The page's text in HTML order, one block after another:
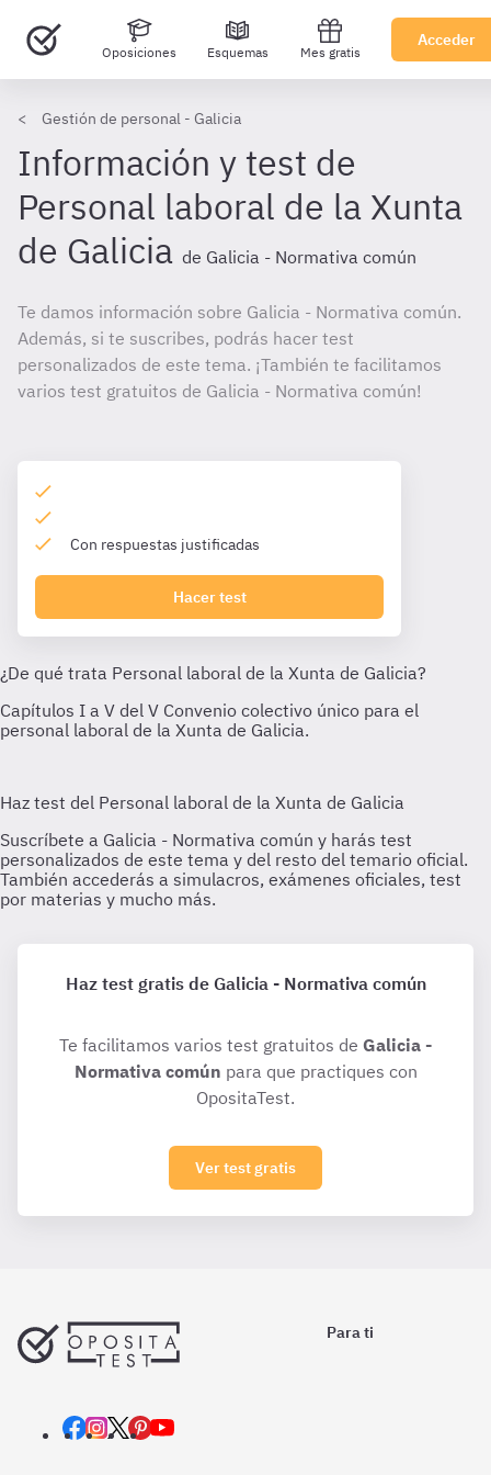
Oposiciones Esquemas Mes gratis
Acceder
Gestión de personal - Galicia
Información y test de
Personal laboral de la Xunta
de Galicia de Galicia - Normativa común
Te damos información sobre Galicia - Normativa común.
Además, si te suscribes, podrás hacer test
personalizados de este tema. ¡También te facilitamos
varios test gratuitos de Galicia - Normativa común!
Con respuestas justificadas
Hacer test
Haz test gratis de Galicia - Normativa común
Te facilitamos varios test gratuitos de Galicia -
Normativa común para que practiques con
OpositaTest.
Ver test gratis
Para ti